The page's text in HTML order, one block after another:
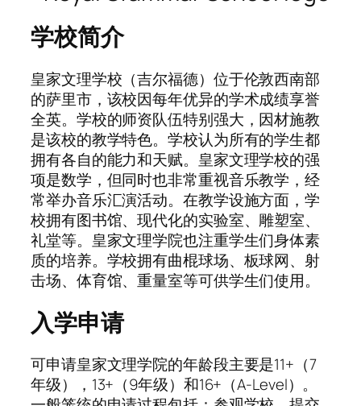
学校简介
皇家文理学校（吉尔福德）位于伦敦西南部
的萨里市，该校因每年优异的学术成绩享誉
全英。学校的师资队伍特别强大，因材施教
是该校的教学特色。学校认为所有的学生都
拥有各自的能力和天赋。皇家文理学校的强
项是数学，但同时也非常重视音乐教学，经
常举办音乐汇演活动。在教学设施方面，学
校拥有图书馆、现代化的实验室、雕塑室、
礼堂等。皇家文理学院也注重学生们身体素
质的培养。学校拥有曲棍球场、板球网、射
击场、体育馆、重量室等可供学生们使用。
入学申请
可申请皇家文理学院的年龄段主要是11+（7
年级），13+（9年级）和16+（A-Level）。